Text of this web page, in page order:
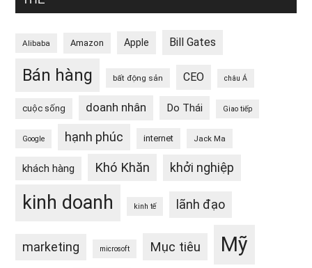
Alibaba Amazon Apple Bill Gates
Bán hàng bất động sản CEO châu Á
cuộc sống doanh nhân Do Thái Giao tiếp
Google hạnh phúc internet Jack Ma
khách hàng Khó Khăn khởi nghiệp
kinh doanh kinh tế lãnh đạo
marketing microsoft Mục tiêu Mỹ